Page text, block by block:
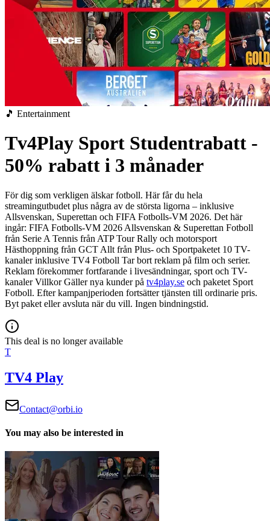
🎵 Entertainment
Tv4Play Sport Studentrabatt -
50% rabatt i 3 månader
För dig som verkligen älskar fotboll. Här får du hela
streamingutbudet plus några av de största ligorna – inklusive
Allsvenskan, Superettan och FIFA Fotbolls-VM 2026. Det här
ingår: FIFA Fotbolls-VM 2026 Allsvenskan & Superettan Fotboll
från Serie A Tennis från ATP Tour Rally och motorsport
Hästhoppning från GCT Allt från Plus- och Sportpaketet 10 TV-
kanaler inklusive TV4 Fotboll Tar bort reklam på film och serier.
Reklam förekommer fortfarande i livesändningar, sport och TV-
kanaler Villkor Gäller nya kunder på tv4play.se och paketet Sport
Fotboll. Efter kampanjperioden fortsätter tjänsten till ordinarie pris.
Byt paket eller avsluta när du vill. Ingen bindningstid.
This deal is no longer available
T
TV4 Play
Contact@orbi.io
You may also be interested in